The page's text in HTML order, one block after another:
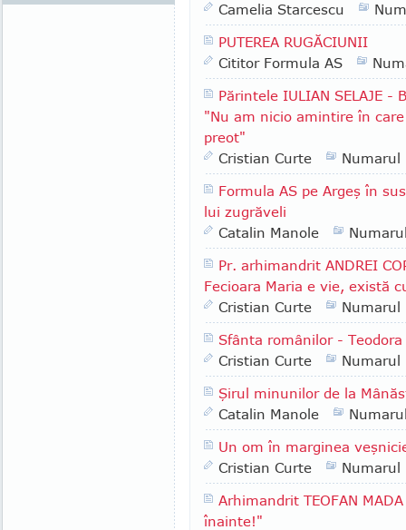
Camelia Starcescu
PUTEREA RUGĂCIUNII
Cititor Formula AS
Părintele IULIAN SELAJE
"Nu am nicio amintire în
preot"
Cristian Curte
Numarul
Formula AS pe Argeş în
lui zugrăveli
Catalin Manole
Pr. arhimandrit ANDREI
Fecioara Maria e vie, există
Cristian Curte
Numarul
Sfânta românilor -
Cristian Curte
Numarul
Şirul minunilor de la
Catalin Manole
Un om în marginea
Cristian Curte
Numarul
Arhimandrit TEOFAN
înainte!"